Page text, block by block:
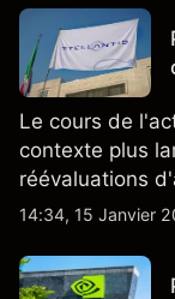
Le cours de
contexte plus
réévaluations
changeant, qui
14:34, 15 Janvier